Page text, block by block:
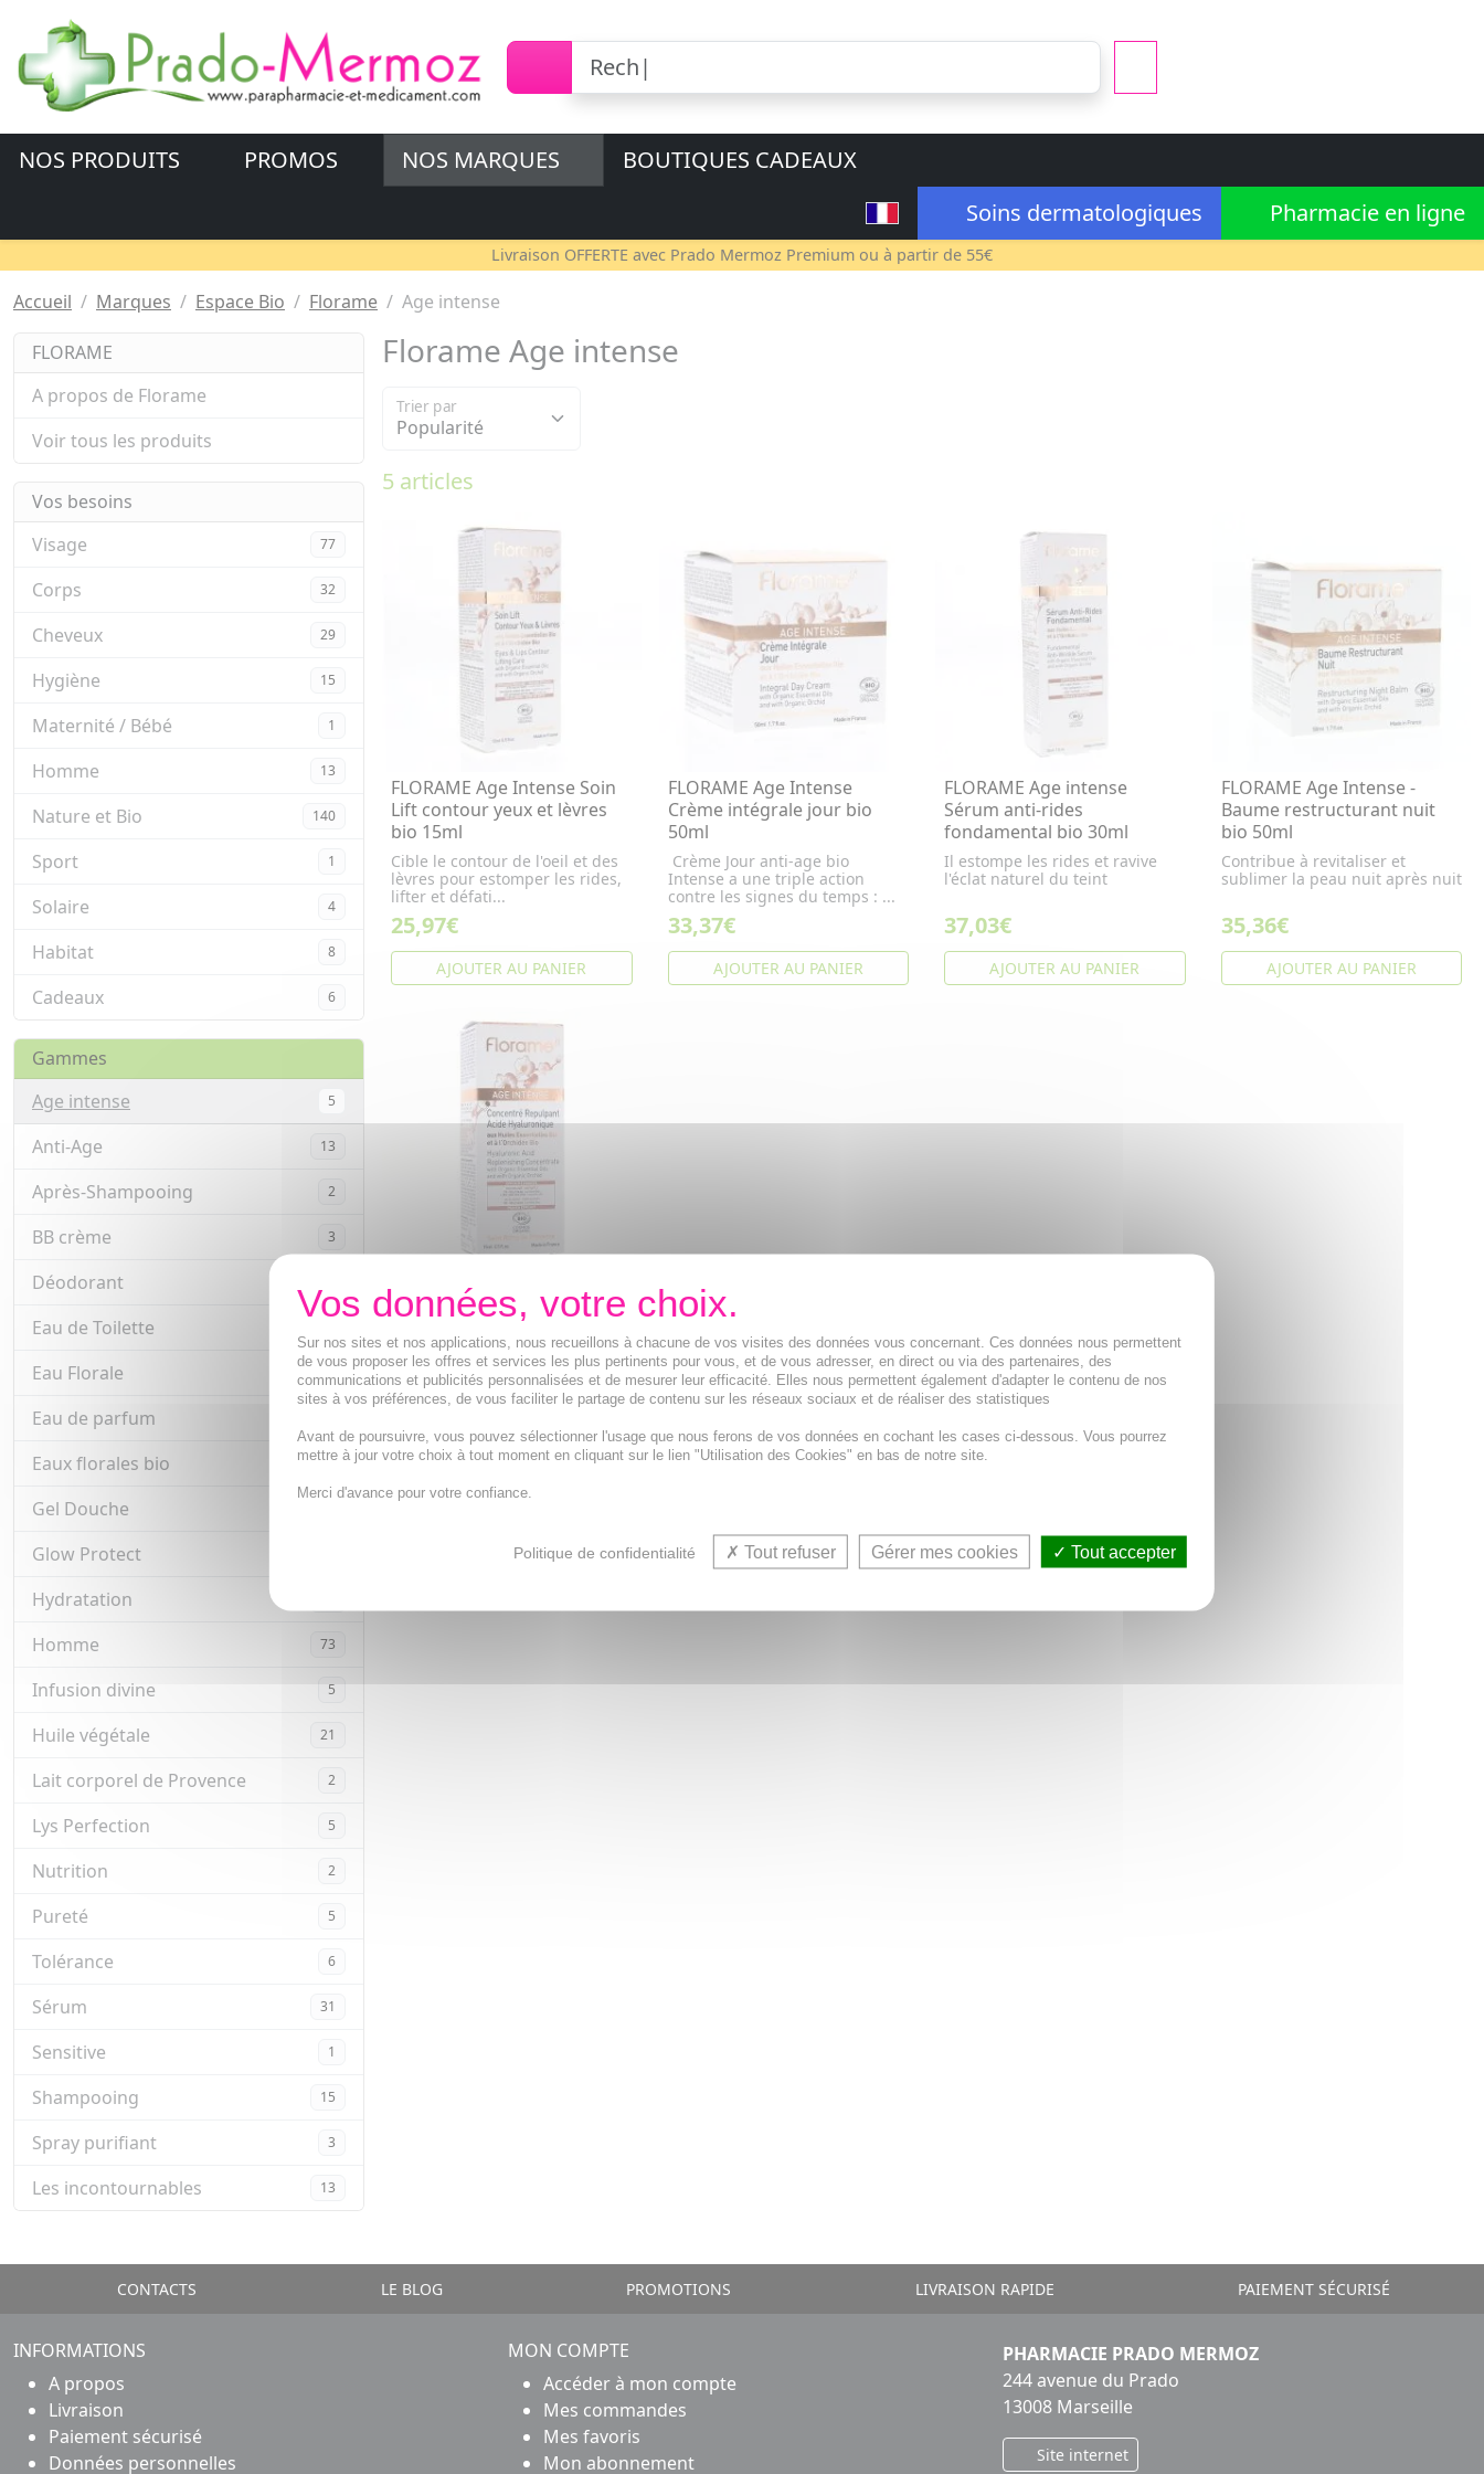
NOS PRODUITS PROMOS NOS MARQUES
BOUTIQUES CADEAUX
Soins dermatologiques
Pharmacie en ligne
Livraison OFFERTE avec Prado Mermoz Premium ou à partir de 55€
Accueil Marques Espace Bio Florame Age intense
FLORAME
A propos de Florame
Voir tous les produits
Vos besoins
Visage
77
Corps 32
Cheveux 29
Hygiène 15
Maternité / Bébé 1
Homme 13
Nature et Bio 140
Sport 1
Solaire 4
Habitat 8
Cadeaux 6
Gammes
Age intense
5
Anti-Age 13
Après-Shampooing 2
BB crème 3
Déodorant
Eau de Toilette
Eau Florale 13
Eau de parfum
Eaux florales bio 8
Gel Douche
Glow Protect
Hydratation
Homme 73
Infusion divine 5
Huile végétale 21
Lait corporel de Provence 2
Lys Perfection 5
Nutrition 2
Pureté 5
Tolérance 6
Sérum 31
Sensitive 1
Shampooing 15
Spray purifiant 3
Les incontournables 13
Florame Age intense
Trier par
5 articles
FLORAME Age Intense Soin
Lift contour yeux et lèvres
bio 15ml
Cible le contour de l'oeil et des
lèvres pour estomper les rides,
lifter et défati...
25,97€
AJOUTER AU PANIER
FLORAME Age Intense
Crème intégrale jour bio
50ml
Crème Jour anti-age bio
Intense a une triple action
contre les signes du temps : ...
33,37€
AJOUTER AU PANIER
FLORAME Age intense
Sérum anti-rides
fondamental bio 30ml
Il estompe les rides et ravive
l'éclat naturel du teint
37,03€
AJOUTER AU PANIER
FLORAME Age Intense -
Baume restructurant nuit
bio 50ml
Contribue à revitaliser et
sublimer la peau nuit après nuit
35,36€
AJOUTER AU PANIER
FLORAME Age intense -
Concentré repulpant bio
Concentré repulpant Acide
Hyaluronique
25,97€
AJOUTER AU PANIER
CONTACTS LE BLOG PROMOTIONS LIVRAISON RAPIDE PAIEMENT SÉCURISÉ
INFORMATIONS
A propos
Livraison
Paiement sécurisé
Données personnelles
MON COMPTE
Accéder à mon compte
Mes commandes
Mes favoris
Mon abonnement
PHARMACIE PRADO MERMOZ
244 avenue du Prado
13008 Marseille
Site internet
Sur nos sites et nos applications, nous recueillons à chacune de vos visites des données vous concernant. Ces données nous permettent
de vous proposer les offres et services les plus pertinents pour vous, et de vous adresser, en direct ou via des partenaires, des
communications et publicités personnalisées et de mesurer leur efficacité. Elles nous permettent également d'adapter le contenu de nos
sites à vos préférences, de vous faciliter le partage de contenu sur les réseaux sociaux et de réaliser des statistiques
Avant de poursuivre, vous pouvez sélectionner l'usage que nous ferons de vos données en cochant les cases ci-dessous. Vous pourrez
mettre à jour votre choix à tout moment en cliquant sur le lien "Utilisation des Cookies" en bas de notre site.
Merci d'avance pour votre confiance.
Politique de confidentialité Tout refuser Gérer mes cookies Tout accepter